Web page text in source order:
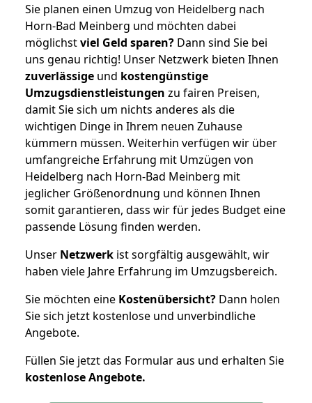
Sie planen einen Umzug von Heidelberg nach
Horn-Bad Meinberg und möchten dabei
möglichstviel Geld sparen? Dann sind Sie bei
uns genau richtig! Unser Netzwerk bieten Ihnen
zuverlässige und kostengünstige
Umzugsdienstleistungen zu fairen Preisen,
damit Sie sich um nichts anderes als die
wichtigen Dinge in Ihrem neuen Zuhause
kümmern müssen. Weiterhin verfügen wir über
umfangreiche Erfahrung mit Umzügen von
Heidelberg nach Horn-Bad Meinberg mit
jeglicher Größenordnung und können Ihnen
somit garantieren, dass wir für jedes Budget eine
passende Lösung finden werden.
Unser Netzwerk ist sorgfältig ausgewählt, wir
haben viele Jahre Erfahrung im Umzugsbereich.
Sie möchten eine Kostenübersicht? Dann holen
Sie sich jetzt kostenlose und unverbindliche
Angebote.
Füllen Sie jetzt das Formular aus und erhalten Sie
kostenloseAngebote.